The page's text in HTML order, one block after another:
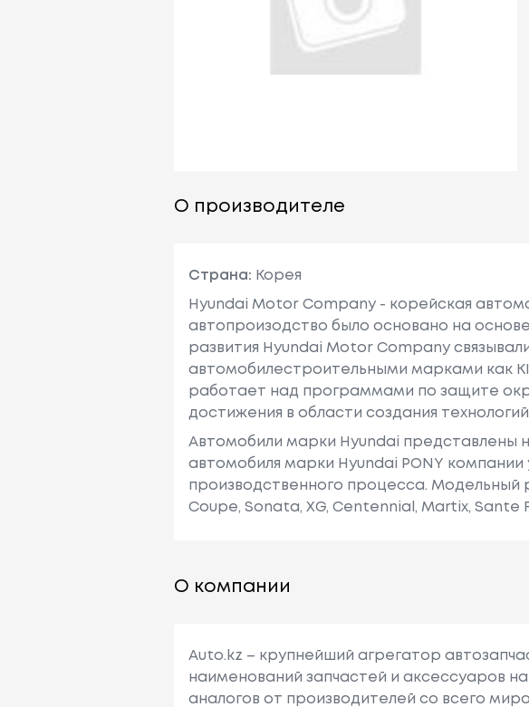
О производителе
Страна: Корея
Hyundai Motor Company - корейская
автопроизодство было основано на
развития Hyundai Motor Company
автомобилестроительными марками как
работает над программами по защите
достижения в области создания
Автомобили марки Hyundai представлены
автомобиля марки Hyundai PONY компании
производственного процесса. Модельный
Coupe, Sonata, XG, Centennial, Martix, Sante
О компании
Auto.kz – крупнейший агрегатор
наименований запчастей и аксессуаров
аналогов от производителей со всего